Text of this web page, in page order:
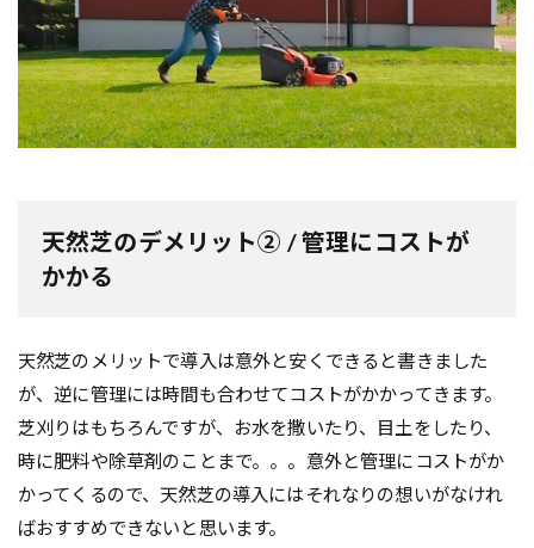
天然芝のデメリット② / 管理にコストが
かかる
天然芝のメリットで導入は意外と安くできると書きました
が、逆に管理には時間も合わせてコストがかかってきます。
芝刈りはもちろんですが、お水を撒いたり、目土をしたり、
時に肥料や除草剤のことまで。。。意外と管理にコストがか
かってくるので、天然芝の導入にはそれなりの想いがなけれ
ばおすすめできないと思います。